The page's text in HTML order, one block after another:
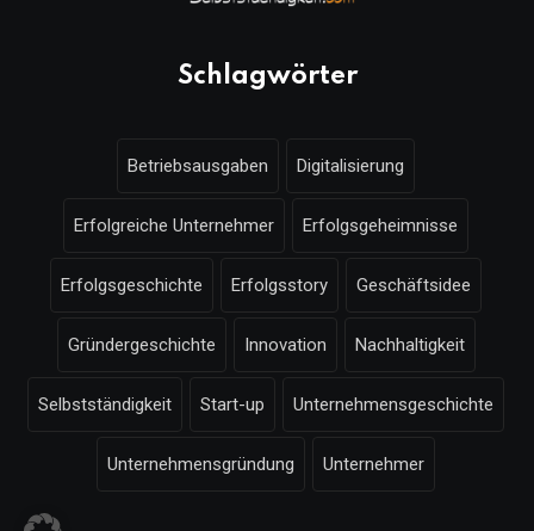
Schlagwörter
Betriebsausgaben Digitalisierung
Erfolgreiche Unternehmer Erfolgsgeheimnisse
Erfolgsgeschichte Erfolgsstory Geschäftsidee
Gründergeschichte Innovation Nachhaltigkeit
Selbstständigkeit Start-up Unternehmensgeschichte
Unternehmensgründung Unternehmer